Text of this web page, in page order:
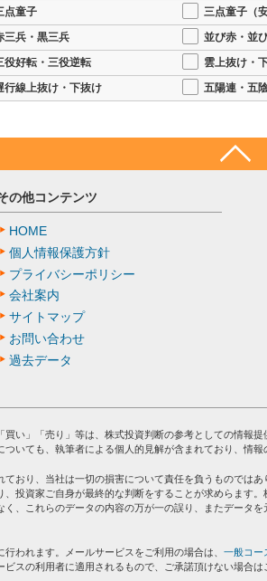
点童子
三点童子（
三兵・黒三兵
並び赤・並
役好転・三役逆転
雲上抜け・
行線上抜け・下抜け 五陽連・五
の他コンテンツ
HOME
個人情報保護方針
プライバシーポリシー
会社案内
サイトマップ
お問い合わせ
過去データ
い」「売り」等は、株式投資判断の参考としての情報
いても、執筆者による個人的見解が含まれており、情
おり、当社は一切の損害について責任を負うものでは
投資家ご自身が最終的な判断をすることが求めらます
、これらのデータの内容の万が一の誤り、またデータ
われます。メールサービスをご利用の場合は、 一般コー
スの利用者に適用されるもので、ご承諾頂けない場合は